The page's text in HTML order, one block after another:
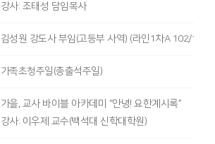
강사: 조태성 담임목사
김성원 강도사 부임(고등부 사역) (라인1차A 102/
가족초청주일(총출석주일)
가을, 교사 바이블 아카데미 “안녕! 요한계시록”
강사: 이우제 교수(백석대 신학대학원)